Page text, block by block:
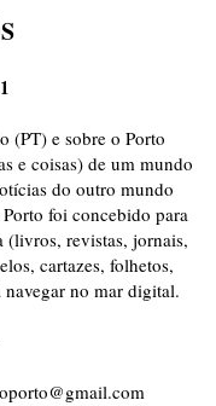
(PT) e sobre o Porto
e coisas) de um mundo
do outro mundo
foi concebido para
(livros, revistas, jornais,
cartazes, folhetos,
navegar no mar digital.